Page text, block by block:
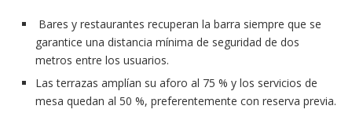
Bares y restaurantes recuperan la barra siempre que se
garantice una distancia mínima de seguridad de dos
metros entre los usuarios.
Las terrazas amplían su aforo al 75 % y los servicios de
mesa quedan al 50 %, preferentemente con reserva previa.